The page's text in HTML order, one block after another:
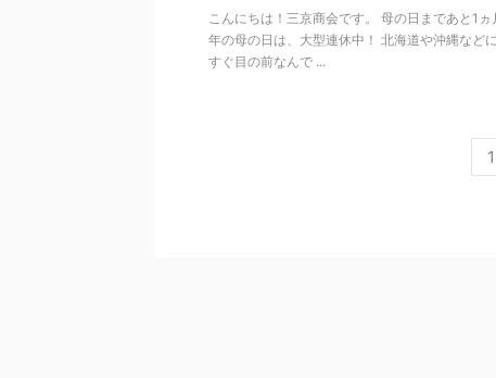
こんにちは！三京商会です。 母の日まであと1
年の母の日は、大型連休中！ 北海道や沖縄など
すぐ目の前なんで ...
1